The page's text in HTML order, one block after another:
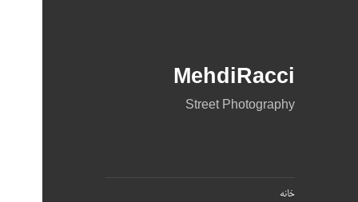
MehdiRacci
Street Photography
خانه